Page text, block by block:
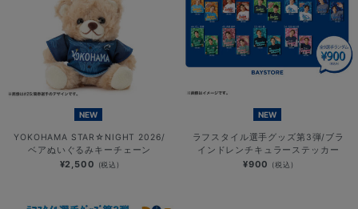
NEW
YOKOHAMA STAR☆NIGHT 2026/
ベアぬいぐるみキーチェーン
¥2,500 (税込)
NEW
ラフスタイル選手グッズ第3弾/ブラ
インドレンチキュラーステッカー
¥900 (税込)